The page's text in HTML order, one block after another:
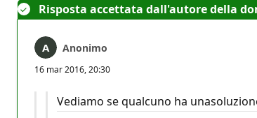
Risposta accettata dall'autore della
Anonimo
16 mar 2016, 20:30
Vediamo se qualcuno ha